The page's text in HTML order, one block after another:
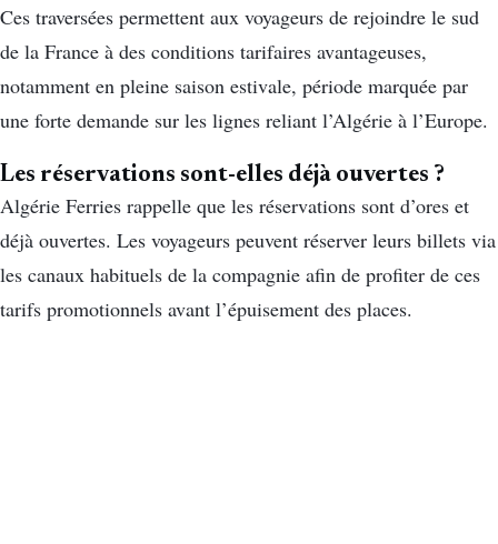
Ces traversées permettent aux voyageurs de rejoindre le sud
de la France à des conditions tarifaires avantageuses,
notamment en pleine saison estivale, période marquée par
une forte demande sur les lignes reliant l’Algérie à l’Europe.
Les réservations sont-elles déjà ouvertes ?
Algérie Ferries rappelle que les réservations sont d’ores et
déjà ouvertes. Les voyageurs peuvent réserver leurs billets via
les canaux habituels de la compagnie afin de profiter de ces
tarifs promotionnels avant l’épuisement des places.